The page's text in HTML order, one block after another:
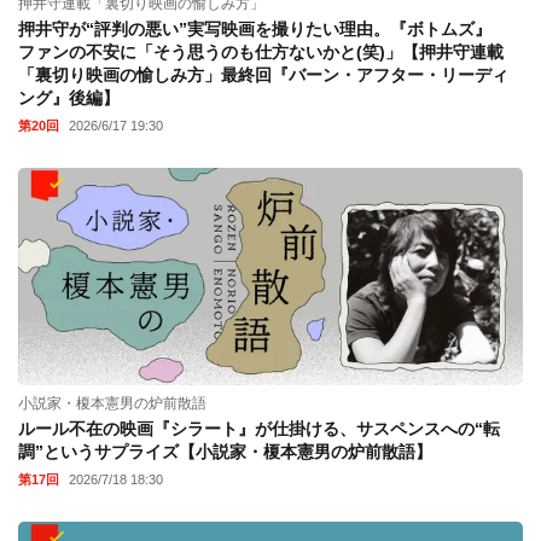
押井守連載「裏切り映画の愉しみ方」
押井守が“評判の悪い”実写映画を撮りたい理由。『ボトムズ』
ファンの不安に「そう思うのも仕方ないかと(笑)」【押井守連載
「裏切り映画の愉しみ方」最終回『バーン・アフター・リーディ
ング』後編】
第20回 2026/6/17 19:30
小説家・榎本憲男の炉前散語
ルール不在の映画『シラート』が仕掛ける、サスペンスへの“転
調”というサプライズ【小説家・榎本憲男の炉前散語】
第17回 2026/7/18 18:30